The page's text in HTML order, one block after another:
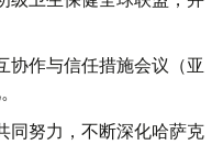
协作与信任措施会议（亚
同努力，不断深化哈萨克